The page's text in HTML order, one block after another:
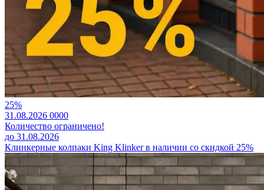
25%
31.08.2026 0000
Количество ограничено!
до 31.08.2026
Клинкерные колпаки King Klinker в наличии со скидкой 25%